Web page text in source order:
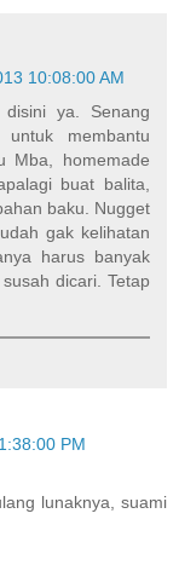
10:08:00 AM
ya. Senang
membantu
Mba, homemade
buat balita,
baku. Nugget
gak kelihatan
harus banyak
dicari. Tetap
PM
lunaknya, suami